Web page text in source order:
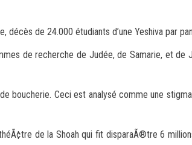
de 24.000 étudiants d’une Yeshiva par
de recherche de Judée, de Samarie, et de
boucherie. Ceci est analysé comme une
de la Shoah qui fit disparaÃ®tre 6